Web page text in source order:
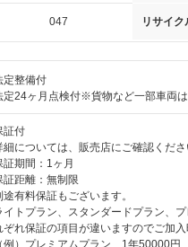
047 リサイク
定整備付
定24ヶ月点検付※貨物など一部車両
証付
細については、販売店にご確認くださ
証期間：1ヶ月
証距離：無制限
途有料保証もございます。
イトプラン、スタンダードプラン、
ぞれ保証の項目が違いますのでご加入
（例）プレミアムプラン 1年50000